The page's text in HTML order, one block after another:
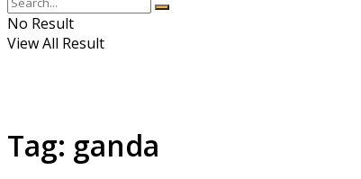
No Result
View All Result
Tag: ganda